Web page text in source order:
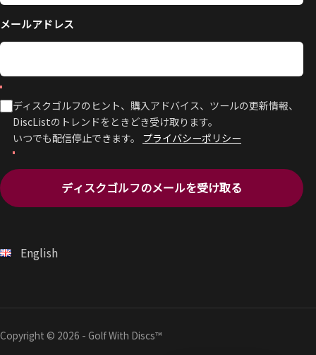
メールアドレス
ディスクゴルフのヒント、購入アドバイス、ツールの更新情報、
DiscListのトレンドをときどき受け取ります。
いつでも配信停止できます。 プライバシーポリシー
ディスクゴルフのメールを受け取る
English
Copyright © 2026 - Golf With Discs™